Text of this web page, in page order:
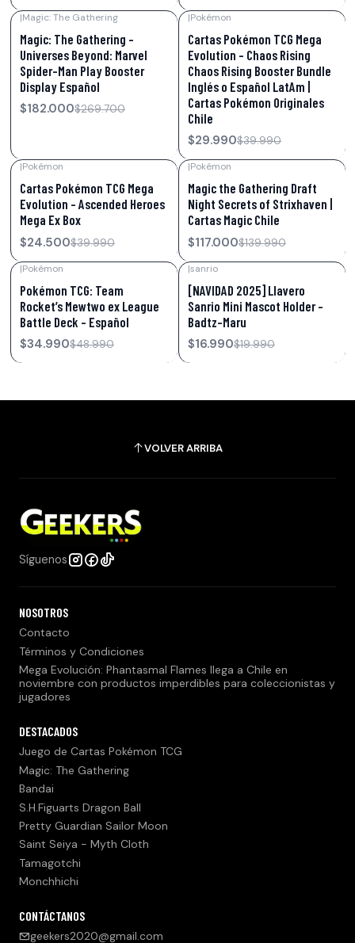
|Magic: The Gathering
Magic: The Gathering –
Universes Beyond: Marvel
Spider-Man Play Booster
Display Español
$182.000$269.700
|Pokémon
Cartas Pokémon TCG Mega
Evolution – Chaos Rising
Chaos Rising Booster Bundle
Inglés o Español LatAm |
Cartas Pokémon Originales
Chile
$29.990$39.990
|Pokémon
Cartas Pokémon TCG Mega
Evolution – Ascended Heroes
Mega Ex Box
$24.500$39.990
|Pokémon
Magic the Gathering Draft
Night Secrets of Strixhaven |
Cartas Magic Chile
$117.000$139.990
|Pokémon
Pokémon TCG: Team
Rocket’s Mewtwo ex League
Battle Deck – Español
$34.990$48.990
|sanrio
[NAVIDAD 2025] Llavero
Sanrio Mini Mascot Holder –
Badtz-Maru
$16.990$19.990
VOLVER ARRIBA
Síguenos
NOSOTROS
Contacto
Términos y Condiciones
Mega Evolución: Phantasmal Flames llega a Chile en
noviembre con productos imperdibles para coleccionistas y
jugadores
DESTACADOS
Juego de Cartas Pokémon TCG
Magic: The Gathering
Bandai
S.H.Figuarts Dragon Ball
Pretty Guardian Sailor Moon
Saint Seiya - Myth Cloth
Tamagotchi
Monchhichi
CONTÁCTANOS
geekers2020@gmail.com